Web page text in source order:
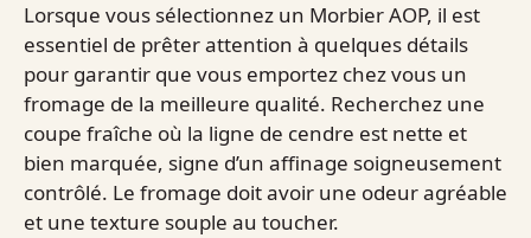
Lorsque vous sélectionnez un Morbier AOP, il est
essentiel de prêter attention à quelques détails
pour garantir que vous emportez chez vous un
fromage de la meilleure qualité. Recherchez une
coupe fraîche où la ligne de cendre est nette et
bien marquée, signe d’un affinage soigneusement
contrôlé. Le fromage doit avoir une odeur agréable
et une texture souple au toucher.